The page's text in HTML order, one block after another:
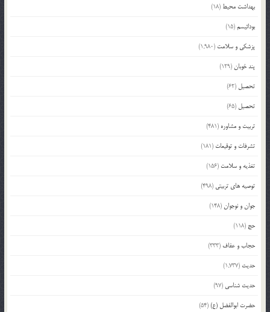
بهداشت محیط (18)
بودائیسم(15)
پزشکی و سلامت (1,980)
پند خوبان(129)
تحصیل (62)
تحصیل (65)
تربیت و مشاوره (481)
تشرفات و توقیعات (181)
تغذیه و سلامت (156)
توصیه های تربیتی (498)
جوان و نوجوان(148)
حج (118)
حجاب و عفاف (333)
حدیث (1,737)
حدیث شناسی (97)
حضرت ابوالفضل (ع)(54)